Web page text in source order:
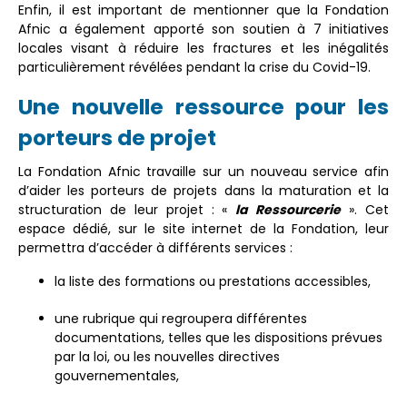
Enfin, il est important de mentionner que la Fondation
Afnic a également apporté son soutien à 7 initiatives
locales visant à réduire les fractures et les inégalités
particulièrement révélées pendant la crise du Covid-19.
Une nouvelle ressource pour les
porteurs de projet
La Fondation Afnic travaille sur un nouveau service afin
d’aider les porteurs de projets dans la maturation et la
structuration de leur projet : « la Ressourcerie». Cet
espace dédié, sur le site internet de la Fondation, leur
permettra d’accéder à différents services :
la liste des formations ou prestations accessibles,
une rubrique qui regroupera différentes
documentations, telles que les dispositions prévues
par la loi, ou les nouvelles directives
gouvernementales,